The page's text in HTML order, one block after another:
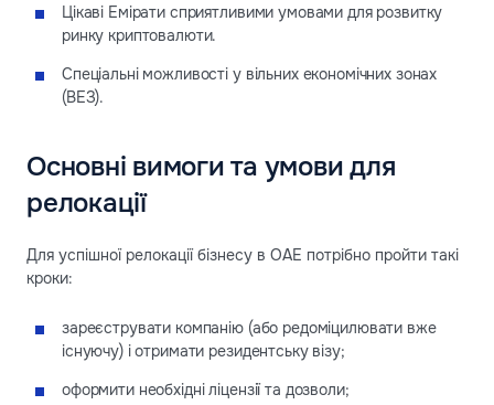
Цікаві Емірати сприятливими умовами для розвитку
ринку криптовалюти.
Спеціальні можливості у вільних економічних зонах
(ВЕЗ).
Основні вимоги та умови для
релокації
Для успішної релокації бізнесу в ОАЕ потрібно пройти такі
кроки:
зареєструвати компанію (або редомiцилювати вже
існуючу) і отримати резидентську візу;
оформити необхідні ліцензії та дозволи;